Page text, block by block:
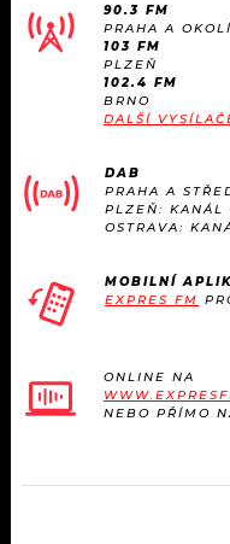
90.3 FM
PRAHA A
103 FM
PLZEŇ
102.4 FM
BRNO
DALŠÍ
DAB
PRAHA A
PLZEŇ: KANÁL
OSTRAVA:
MOBILNÍ
EXPRES FM
ONLINE NA
NEBO PŘÍMO